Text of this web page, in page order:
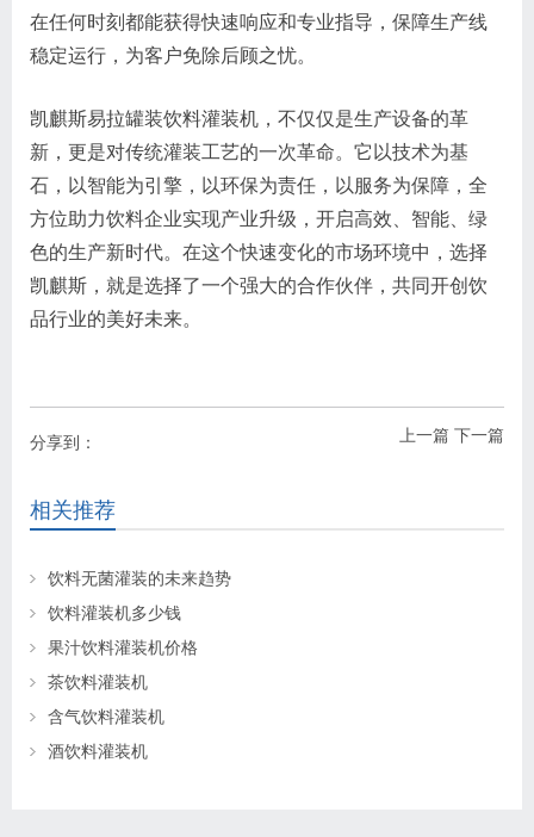
在任何时刻都能获得快速响应和专业指导，保障生产线
稳定运行，为客户免除后顾之忧。
凯麒斯易拉罐装饮料灌装机，不仅仅是生产设备的革
新，更是对传统灌装工艺的一次革命。它以技术为基
石，以智能为引擎，以环保为责任，以服务为保障，全
方位助力饮料企业实现产业升级，开启高效、智能、绿
色的生产新时代。在这个快速变化的市场环境中，选择
凯麒斯，就是选择了一个强大的合作伙伴，共同开创饮
品行业的美好未来。
上一篇 下一篇
分享到：
相关推荐
饮料无菌灌装的未来趋势
饮料灌装机多少钱
果汁饮料灌装机价格
茶饮料灌装机
含气饮料灌装机
酒饮料灌装机